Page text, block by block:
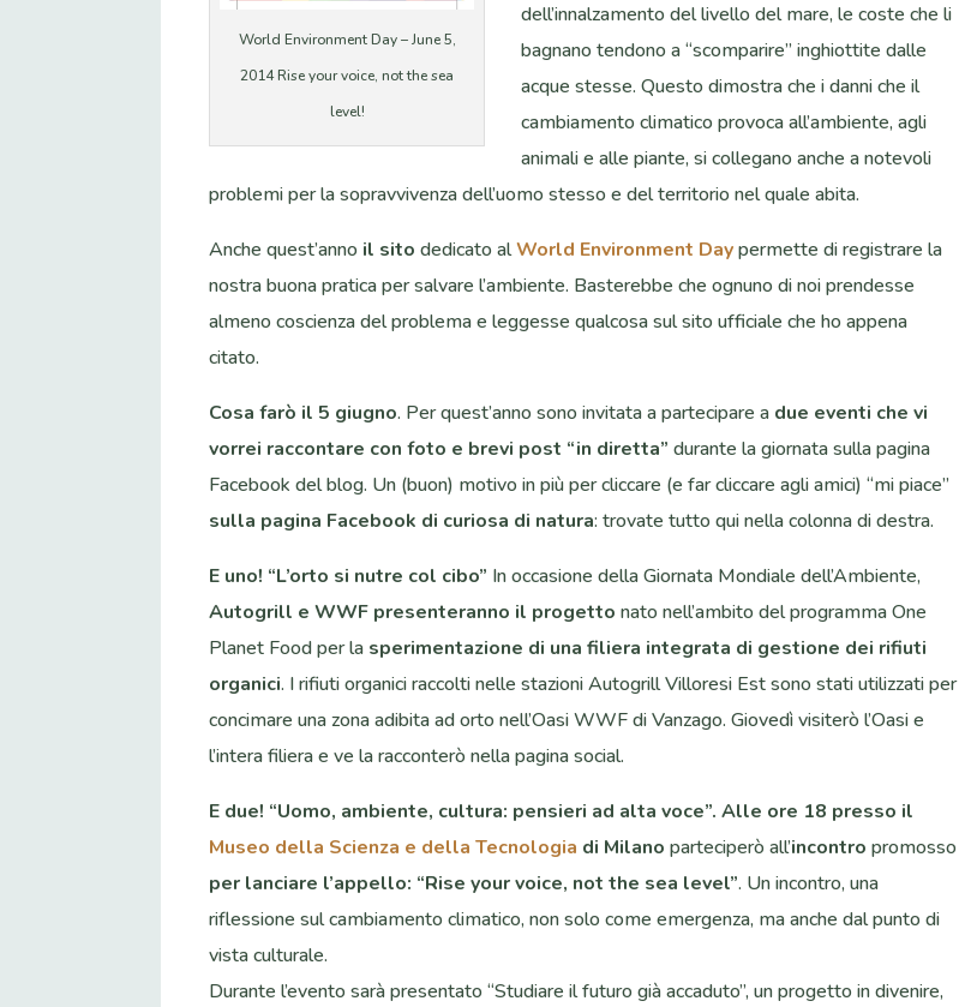
World Environment Day – June 5,
2014 Rise your voice, not the sea
level!
dell’innalzamento del livello del mare, le coste che li
bagnano tendono a “scomparire” inghiottite dalle
acque stesse. Questo dimostra che i danni che il
cambiamento climatico provoca all’ambiente, agli
animali e alle piante, si collegano anche a notevoli
problemi per la sopravvivenza dell’uomo stesso e del territorio nel quale abita.
Anche quest’anno il sito dedicato alWorld Environment Daypermette di registrare la
nostra buona pratica per salvare l’ambiente. Basterebbe che ognuno di noi prendesse
almeno coscienza del problema e leggesse qualcosa sul sito ufficiale che ho appena
citato.
Cosa farò il 5 giugno. Per quest’anno sono invitata a partecipare a due eventi che vi
vorrei raccontare con foto e brevi post “in diretta” durante la giornata sulla pagina
Facebook del blog. Un (buon) motivo in più per cliccare (e far cliccare agli amici) “mi piace”
sulla pagina Facebook di curiosa di natura: trovate tutto qui nella colonna di destra.
E uno! “L’orto si nutre col cibo” In occasione della Giornata Mondiale dell’Ambiente,
Autogrill e WWF presenteranno il progetto nato nell’ambito del programma One
Planet Food per la sperimentazione di una filiera integrata di gestione dei rifiuti
organici. I rifiuti organici raccolti nelle stazioni Autogrill Villoresi Est sono stati utilizzati per
concimare una zona adibita ad orto nell’Oasi WWF di Vanzago. Giovedì visiterò l’Oasi e
l’intera filiera e ve la racconterò nella pagina social.
E due! “Uomo, ambiente, cultura: pensieri ad alta voce”. Alle ore 18 presso il
Museo della Scienza e della Tecnologia di Milano parteciperò all’incontro promosso
per lanciare l’appello: “Rise your voice, not the sea level”. Un incontro, una
riflessione sul cambiamento climatico, non solo come emergenza, ma anche dal punto di
vista culturale.
Durante l’evento sarà presentato “Studiare il futuro già accaduto”, un progetto in divenire,